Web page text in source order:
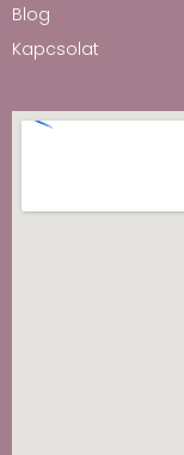
Blog
Kapcsolat